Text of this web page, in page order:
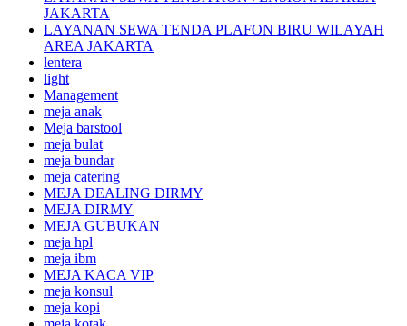
JAKARTA
LAYANAN SEWA TENDA PLAFON BIRU WILAYAH
AREA JAKARTA
lentera
light
Management
meja anak
Meja barstool
meja bulat
meja bundar
meja catering
MEJA DEALING DIRMY
MEJA DIRMY
MEJA GUBUKAN
meja hpl
meja ibm
MEJA KACA VIP
meja konsul
meja kopi